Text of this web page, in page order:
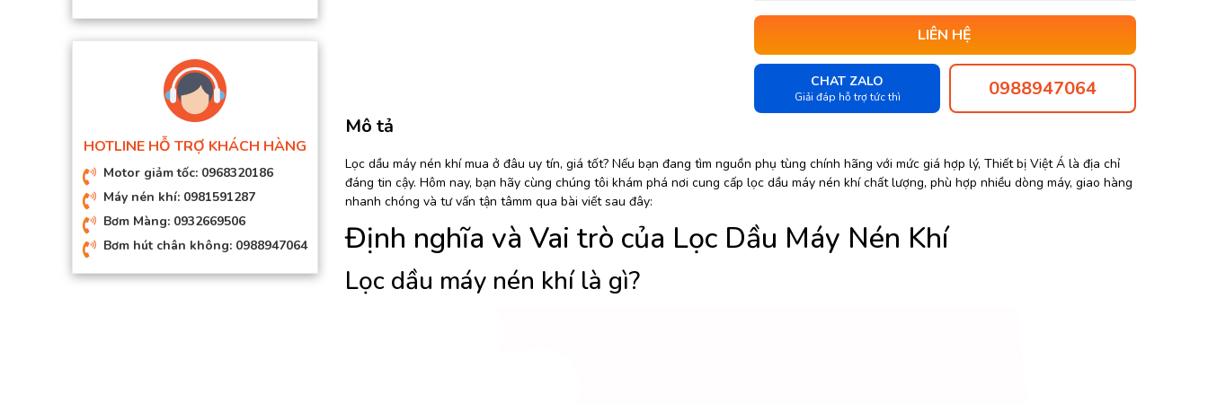
HOTLINE HỖ TRỢ KHÁCH HÀNG
Motor giảm tốc: 0968320186
Máy nén khí: 0981591287
Bơm Màng: 0932669506
Bơm hút chân không: 0988947064
LIÊN HỆ
CHAT ZALO
Giải đáp hỗ trợ tức thì
0988947064
Mô tả
Lọc dầu máy nén khí mua ở đâu uy tín, giá tốt? Nếu bạn đang tìm nguồn phụ tùng chính hãng với mức giá hợp lý, Thiết bị Việt Á là địa chỉ
đáng tin cậy. Hôm nay, bạn hãy cùng chúng tôi khám phá nơi cung cấp lọc dầu máy nén khí chất lượng, phù hợp nhiều dòng máy, giao hàng
nhanh chóng và tư vấn tận tâmm qua bài viết sau đây:
Định nghĩa và Vai trò của Lọc Dầu Máy Nén Khí
Lọc dầu máy nén khí là gì?